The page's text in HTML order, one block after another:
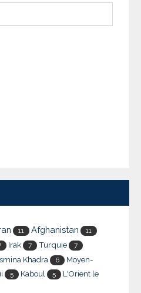
11 Afghanistan 11
Irak 7 Turquie 7
Khadra 6
Moyen-
5 Kaboul 5
L'Orient le